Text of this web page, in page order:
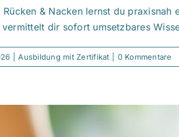
& Nacken lernst du
dir sofort umsetzbares
Ausbildung mit Zertifikat 0 Kommentare